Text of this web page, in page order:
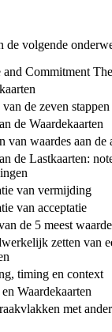
de volgende
Commitment
de zeven stappen
de Waardekaarten
van waardes aan de
de Lastkaarten:
van vermijding
van acceptatie
de 5 meest
zetten van
timing en context
Waardekaarten
met